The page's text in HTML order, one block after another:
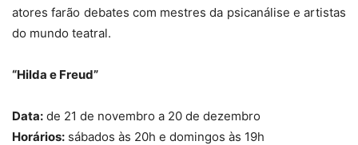
atores farão debates com mestres da psicanálise e artistas
do mundo teatral.
“Hilda e Freud”
Data: de 21 de novembro a 20 de dezembro
Horários: sábados às 20h e domingos às 19h